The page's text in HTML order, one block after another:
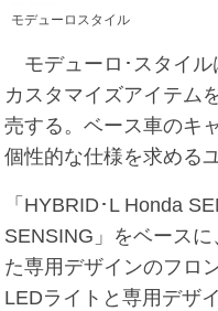
モデューロスタイル
モデューロ･スタイル
カスタマイズアイテム
売する。ベース車のキ
個性的な仕様を求める
「HYBRID･L Honda
SENSING」をベース
た専用デザインのフロ
LEDライトと専用デザ